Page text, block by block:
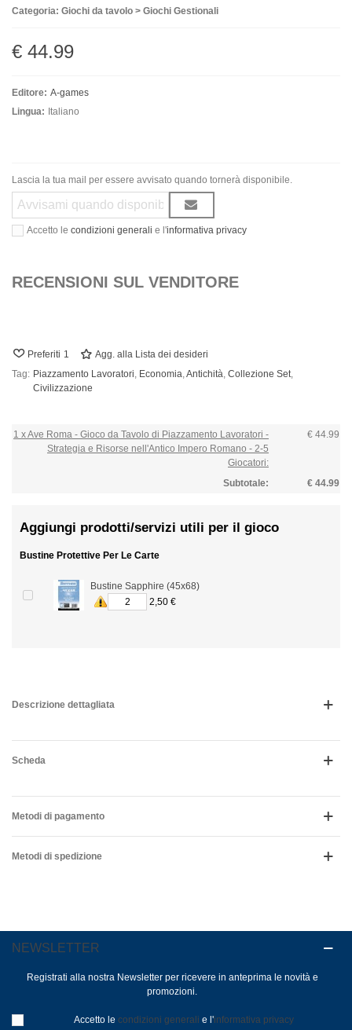
Categoria: Giochi da tavolo > Giochi Gestionali
€ 44.99
Editore: A-games
Lingua: Italiano
Lascia la tua mail per essere avvisato quando tornerà disponibile.
Accetto le condizioni generali e l'informativa privacy
RECENSIONI SUL VENDITORE
Preferiti 1
Agg. alla Lista dei desideri
Tag: Piazzamento Lavoratori, Economia,Antichità, Collezione Set,
Civilizzazione
1 x Ave Roma - Gioco da Tavolo di Piazzamento Lavoratori -
Strategia e Risorse nell'Antico Impero Romano - 2-5
Giocatori:
€ 44.99
Subtotale: € 44.99
Aggiungi prodotti/servizi utili per il gioco
Bustine Protettive Per Le Carte
Bustine Sapphire (45x68)
2,50 €
Descrizione dettagliata
Scheda
Metodi di pagamento
Metodi di spedizione
NEWSLETTER
Registrati alla nostra Newsletter per ricevere in anteprima le novità e
promozioni.
Accetto le condizioni generali e l'informativa privacy